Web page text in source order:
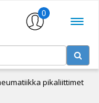
0
pikaliittimet